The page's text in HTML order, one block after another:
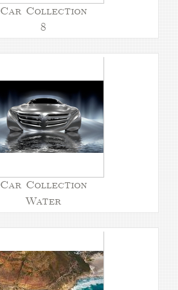
Car Collection
8
Car Collection
Water